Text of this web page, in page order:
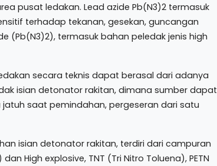
pusat ledakan. Lead azide Pb(N3)2 termasuk
terhadap tekanan, gesekan, guncangan
(Pb(N3)2), termasuk bahan peledak jenis high
secara teknis dapat berasal dari adanya
isian detonator rakitan, dimana sumber dapat
jatuh saat pemindahan, pergeseran dari satu
isian detonator rakitan, terdiri dari campuran
High explosive, TNT (Tri Nitro Toluena), PETN